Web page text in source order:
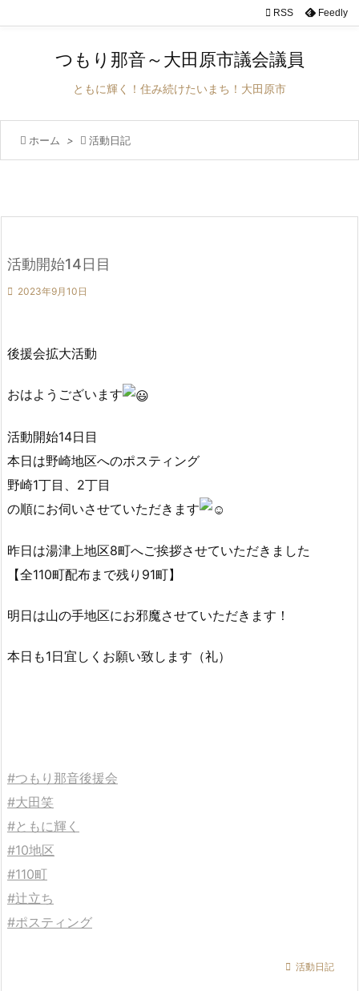

検索
 RSS Feedly
つもり那音～大田原市議会議員
ともに輝く！住み続けたいまち！大田原市
 ホーム >  活動日記
活動開始14日目
 2023年9月10日
後援会拡大活動
おはようございます
活動開始14日目
本日は野崎地区へのポスティング
野崎1丁目、2丁目
の順にお伺いさせていただきます
昨日は湯津上地区8町へご挨拶させていただきました
【全110町配布まで残り91町】
明日は山の手地区にお邪魔させていただきます！
本日も1日宜しくお願い致します（礼）
#つもり那音後援会
#大田笑
#ともに輝く
#10地区
#110町
#辻立ち
#ポスティング
 活動日記